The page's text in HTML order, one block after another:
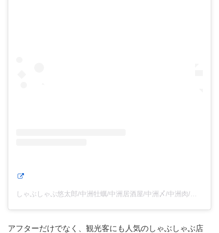
しゃぶしゃぶ悠太郎/中洲牡蠣/中洲居酒屋/中洲〆/中洲肉/中洲カツ丼/(@bisyokuyutarou)がシェアした投稿
アフターだけでなく、観光客にも人気のしゃぶしゃぶ店